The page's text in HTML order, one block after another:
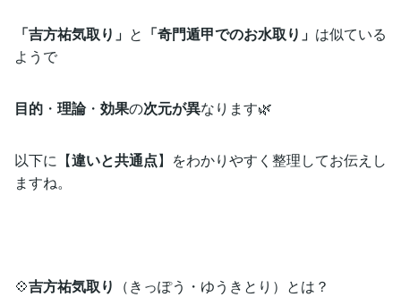
「吉方祐気取り」 と 「奇門遁甲でのお水取り」 は似ている
ようで
目的 ・ 理論・ 効果の次元が異なります🌿
以下に【違いと共通点】をわかりやすく整理してお伝えし
ますね。
💠吉方祐気取り （きっぽう・ゆうきとり）とは？